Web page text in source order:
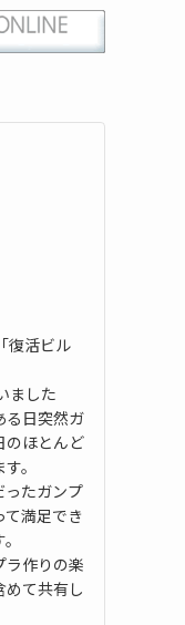
復活ビル
ました
る日突然ガ
のほとんど
。
ったガンプ
満足でき
ラ作りの楽
めて共有し